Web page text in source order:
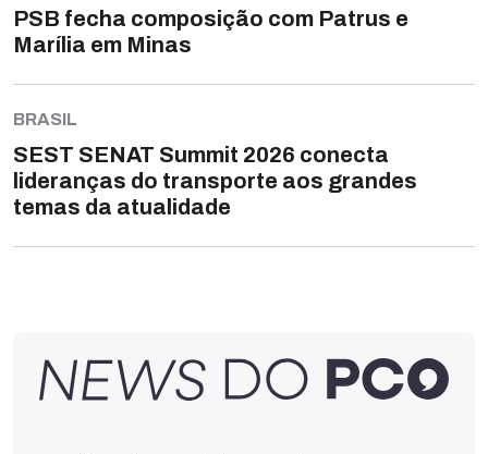
PSB fecha composição com Patrus e
Marília em Minas
BRASIL
SEST SENAT Summit 2026 conecta
lideranças do transporte aos grandes
temas da atualidade